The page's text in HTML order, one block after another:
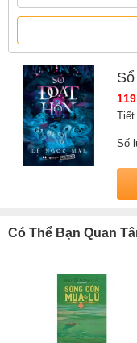
hàng NetaBooks tại Tiki
Số
Có Thể Bạn Quan